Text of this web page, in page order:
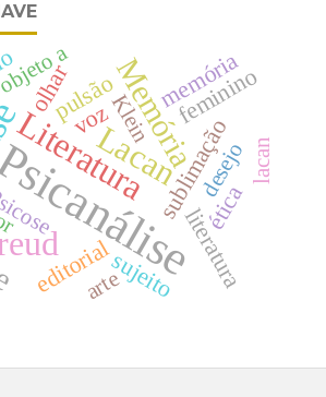
Literatura
Lacan
Memória
sublimação
literatura
editorial
voz feminino
pulsão
olhar memória
ética
sujeito
desejo
a
arte
Klein
lacan